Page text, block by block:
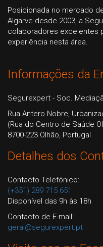
Posicionada no mercado
Algarve desde 2003, a
colaboradores excelentes
experiência nesta área.
Informações da
Segurexpert - Soc.
Rua Antero Nobre,
(Rua do Centro de Saúde
8700-223 Olhão, Portugal
Detalhes dos
Contacto Telefónico:
(+351) 289 715 651
Disponível das 9h às 18h
Contacto de E-mail:
geral@segurexpert.pt